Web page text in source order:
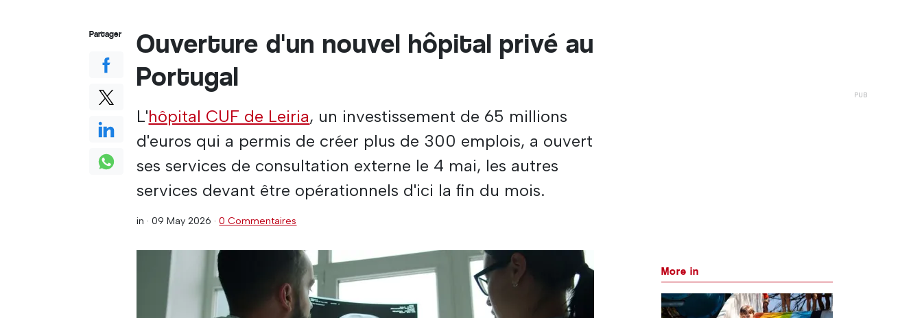
Ouverture d'un nouvel hôpital privé au
Portugal
L'hôpital CUF de Leiria, un investissement de 65 millions
d'euros qui a permis de créer plus de 300 emplois, a ouvert
ses services de consultation externe le 4 mai, les autres
services devant être opérationnels d'ici la fin du mois.
in ·09 May 2026 ·0 Commentaires
Partager
More in